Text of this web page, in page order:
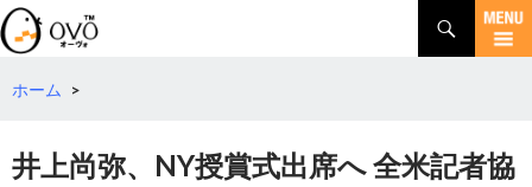
検
索
コ
テ
へ
ホーム >
井上尚弥、NY授賞式出席へ 全米記者協